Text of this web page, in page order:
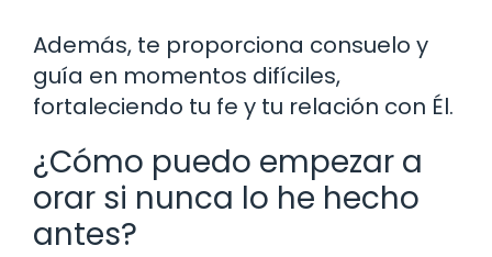
Además, te proporciona consuelo y
guía en momentos difíciles,
fortaleciendo tu fe y tu relación con Él.
¿Cómo puedo empezar a
orar si nunca lo he hecho
antes?